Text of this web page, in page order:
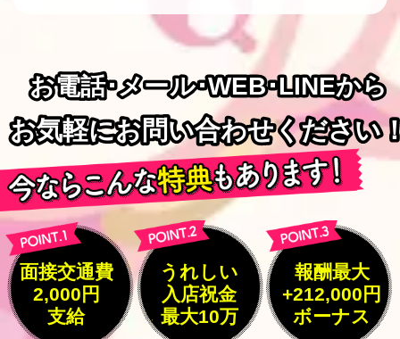
お電話･メール･WEB･LINEから
お電話･メール･WEB･LINEから
お気軽にお問い合わせください
お気軽にお問い合わせください
面接交通費
2,000円
支給
うれしい
入店祝金
最大10万
報酬最大
+212,000円
ボーナス